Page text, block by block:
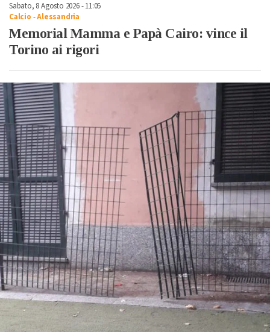
Sabato, 8 Agosto 2026 - 11:05
Calcio -Alessandria
Memorial Mamma e Papà Cairo: vince il
Torino ai rigori